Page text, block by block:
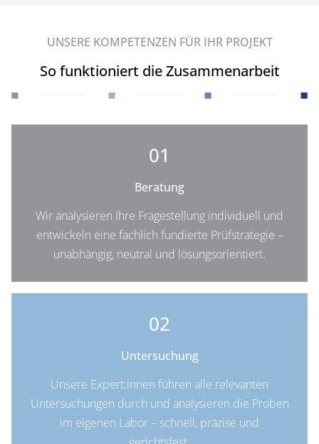
UNSERE KOMPETENZEN FÜR IHR PROJEKT
So funktioniert die Zusammenarbeit
01
Beratung
Wir analysieren Ihre Fragestellung individuell und
entwickeln eine fachlich fundierte Prüfstrategie –
unabhängig, neutral und lösungsorientiert.
02
Untersuchung
Unsere Expert:innen führen alle relevanten
Untersuchungen durch und analysieren die Proben
im eigenen Labor – schnell, präzise und